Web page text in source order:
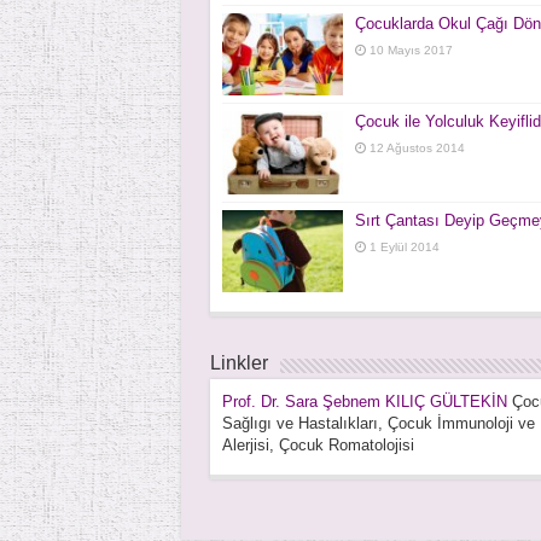
Çocuklarda Okul Çağı
10 Mayıs 2017
Çocuk ile Yolculuk
12 Ağustos 2014
Sırt Çantası Deyip
1 Eylül 2014
Linkler
Prof. Dr. Sara Şebnem KILIÇ GÜLTEKİN
Sağlıgı ve Hastalıkları, Çocuk İmmunoloji ve
Alerjisi, Çocuk Romatolojisi